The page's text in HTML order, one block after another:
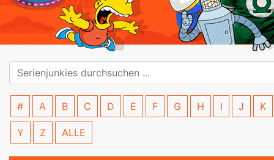
# A B C D E F G H I J K
Y Z ALLE